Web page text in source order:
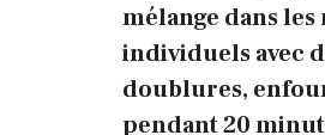
mélange dans
individuels avec
doublures,
pendant 20